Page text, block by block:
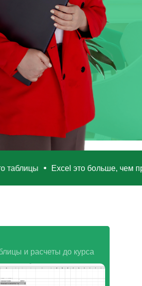
таблицы Excel это больше,
и расчеты до курса